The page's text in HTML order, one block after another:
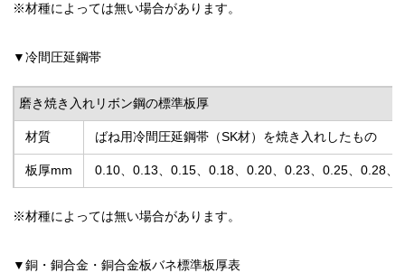
※材種によっては無い場合があります。
▼冷間圧延鋼帯
磨き焼き入れリボン鋼の標準板厚
材質 ばね用冷間圧延鋼帯（SK材）を焼き入れしたもの
板厚mm 0.10、0.13、0.15、0.18、0.20、0.23、0.25、0.28
※材種によっては無い場合があります。
▼銅・銅合金・銅合金板バネ標準板厚表